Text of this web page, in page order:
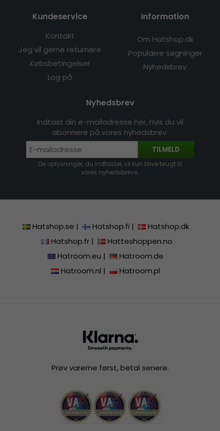
Kundeservice
Kontakt
Jeg vil gerne returnere
Købsbetingelser
Log på
Information
Om Hatshop.dk
Populære søgninger
Nyhedsbrev
Nyhedsbrev
Indtast din e-mailadresse her, hvis du vil
abonnere på vores nyhedsbrev.
TILMELD
De oplysninger, du indtaster, vil kun blive brugt til
vores nyhedsbreve.
Hatshop.se | Hatshop.fi |
Hatshop.dk
Hatshop.fr|
Hatteshoppen.no
Hatroom.eu |
Hatroom.de
Hatroom.nl | Hatroom.pl
Prøv varerne først, betal senere.